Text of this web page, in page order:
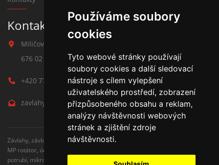
Používáme soubory
cookies
Tyto webové stránky používají
soubory cookies a další sledovací
nástroje s cílem vylepšení
uživatelského prostředí, zobrazení
přizpůsobeného obsahu a reklam,
analýzy návštěvnosti webových
stránek a zjištění zdroje
návštěvnosti.
Kontakt na závlahy
Miličova 541
676 02 Moravské Budějovice
+420 777 780 938
zavlahy@hmbuilding.cz
Závlahy, závlahové systémy, AZS, postřikovače, trysky, kapenkova závlaha,
MP rotátor, úderove postřikovače, automatické zavlažovaní, kapkovací
potrubí, mikrozávlaha, zahradní hadice, zahradní sloupky, Hunter,